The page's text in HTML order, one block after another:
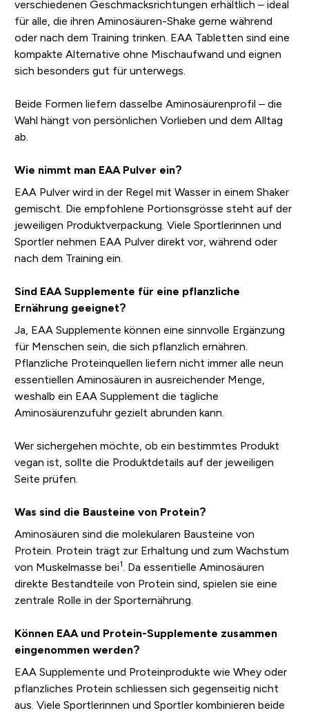
verschiedenen Geschmacksrichtungen erhältlich – ideal
für alle, die ihren Aminosäuren-Shake gerne während
oder nach dem Training trinken. EAA Tabletten sind eine
kompakte Alternative ohne Mischaufwand und eignen
sich besonders gut für unterwegs.
Beide Formen liefern dasselbe Aminosäurenprofil – die
Wahl hängt von persönlichen Vorlieben und dem Alltag
ab.
Wie nimmt man EAA Pulver ein?
EAA Pulver wird in der Regel mit Wasser in einem Shaker
gemischt. Die empfohlene Portionsgrösse steht auf der
jeweiligen Produktverpackung. Viele Sportlerinnen und
Sportler nehmen EAA Pulver direkt vor, während oder
nach dem Training ein.
Sind EAA Supplemente für eine pflanzliche
Ernährung geeignet?
Ja, EAA Supplemente können eine sinnvolle Ergänzung
für Menschen sein, die sich pflanzlich ernähren.
Pflanzliche Proteinquellen liefern nicht immer alle neun
essentiellen Aminosäuren in ausreichender Menge,
weshalb ein EAA Supplement die tägliche
Aminosäurenzufuhr gezielt abrunden kann.
Wer sichergehen möchte, ob ein bestimmtes Produkt
vegan ist, sollte die Produktdetails auf der jeweiligen
Seite prüfen.
Was sind die Bausteine von Protein?
Aminosäuren sind die molekularen Bausteine von
Protein. Protein trägt zur Erhaltung und zum Wachstum
von Muskelmasse bei1. Da essentielle Aminosäuren
direkte Bestandteile von Protein sind, spielen sie eine
zentrale Rolle in der Sporternährung.
Können EAA und Protein-Supplemente zusammen
eingenommen werden?
EAA Supplemente und Proteinprodukte wie Whey oder
pflanzliches Protein schliessen sich gegenseitig nicht
aus. Viele Sportlerinnen und Sportler kombinieren beide